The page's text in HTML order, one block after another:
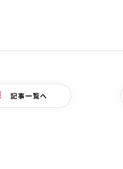
記事一覧へ